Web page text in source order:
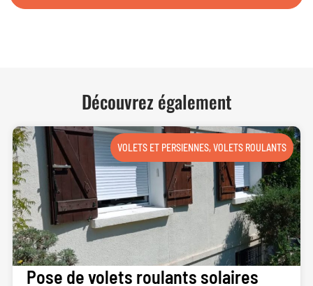
Découvrez également
VOLETS ET PERSIENNES,VOLETS ROULANTS
Pose de volets roulants solaires